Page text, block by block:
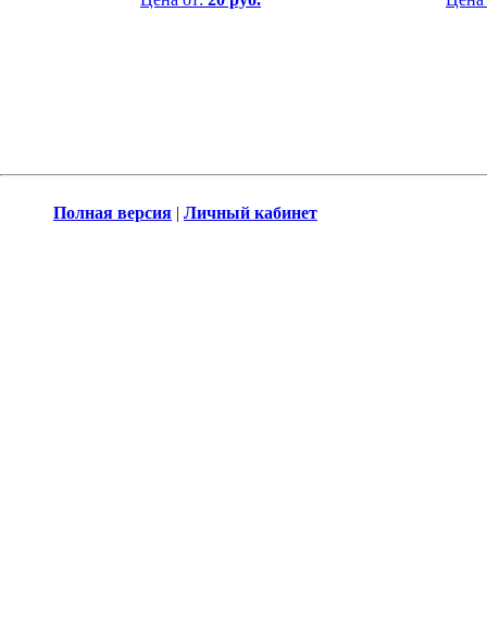
Полная версия | Личный кабинет